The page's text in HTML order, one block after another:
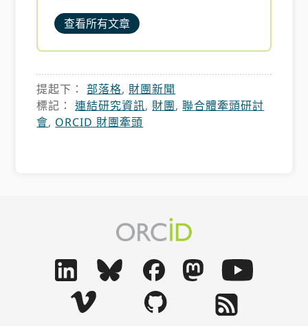
查看所有文章
提起下：部落格, 財團新聞
標記：連結研究資訊, 財團,聯合體牽頭研討
會, ORCID 財團牽頭